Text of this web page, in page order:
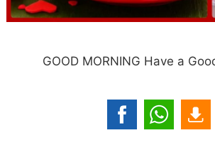
GOOD MORNING Have a